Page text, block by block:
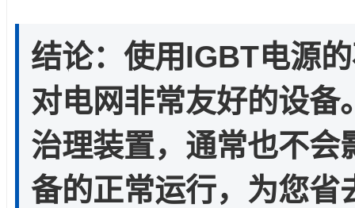
结论：使用IGBT电源
对电网非常友好的设备
治理装置，通常也不会
备的正常运行，为您省